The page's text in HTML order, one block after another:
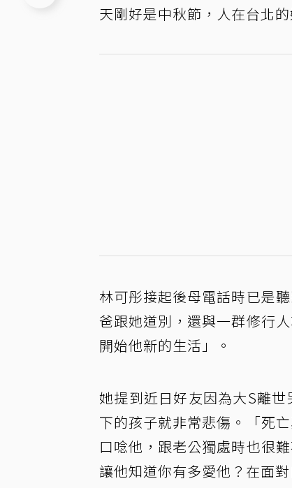
天剛好是中秋節，人在台北
林可彤接起後母電話時已是
爸跟她道別，還與一群修行
開始他新的生活」。
她提到近日好友因為大S離
下的孩子就非常悲傷。「死
口唸他，跟老公獨處時也很
讓他知道你有多愛他？在面